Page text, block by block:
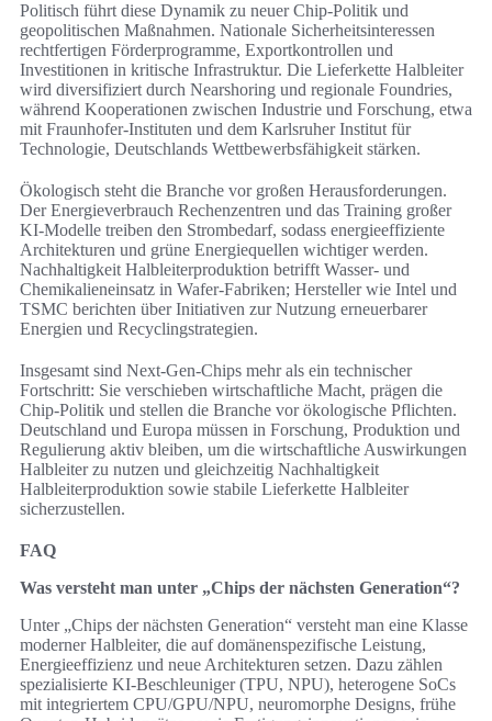
Politisch führt diese Dynamik zu neuer Chip-Politik und
geopolitischen Maßnahmen. Nationale Sicherheitsinteressen
rechtfertigen Förderprogramme, Exportkontrollen und
Investitionen in kritische Infrastruktur. Die Lieferkette Halbleiter
wird diversifiziert durch Nearshoring und regionale Foundries,
während Kooperationen zwischen Industrie und Forschung, etwa
mit Fraunhofer‑Instituten und dem Karlsruher Institut für
Technologie, Deutschlands Wettbewerbsfähigkeit stärken.
Ökologisch steht die Branche vor großen Herausforderungen.
Der Energieverbrauch Rechenzentren und das Training großer
KI‑Modelle treiben den Strombedarf, sodass energieeffiziente
Architekturen und grüne Energiequellen wichtiger werden.
Nachhaltigkeit Halbleiterproduktion betrifft Wasser‑ und
Chemikalieneinsatz in Wafer‑Fabriken; Hersteller wie Intel und
TSMC berichten über Initiativen zur Nutzung erneuerbarer
Energien und Recyclingstrategien.
Insgesamt sind Next‑Gen‑Chips mehr als ein technischer
Fortschritt: Sie verschieben wirtschaftliche Macht, prägen die
Chip-Politik und stellen die Branche vor ökologische Pflichten.
Deutschland und Europa müssen in Forschung, Produktion und
Regulierung aktiv bleiben, um die wirtschaftliche Auswirkungen
Halbleiter zu nutzen und gleichzeitig Nachhaltigkeit
Halbleiterproduktion sowie stabile Lieferkette Halbleiter
sicherzustellen.
FAQ
Was versteht man unter „Chips der nächsten Generation“?
Unter „Chips der nächsten Generation“ versteht man eine Klasse
moderner Halbleiter, die auf domänenspezifische Leistung,
Energieeffizienz und neue Architekturen setzen. Dazu zählen
spezialisierte KI-Beschleuniger (TPU, NPU), heterogene SoCs
mit integriertem CPU/GPU/NPU, neuromorphe Designs, frühe